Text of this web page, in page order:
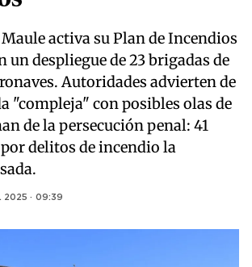
activa su Plan de Incendios
un despliegue de 23 brigadas de
Autoridades advierten de
"compleja" con posibles olas de
de la persecución penal: 41
delitos de incendio la
2025 · 09:39